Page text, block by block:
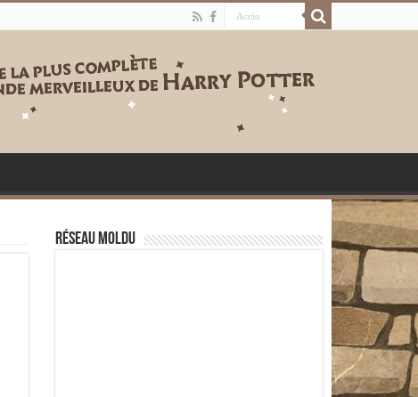
Réseau moldu